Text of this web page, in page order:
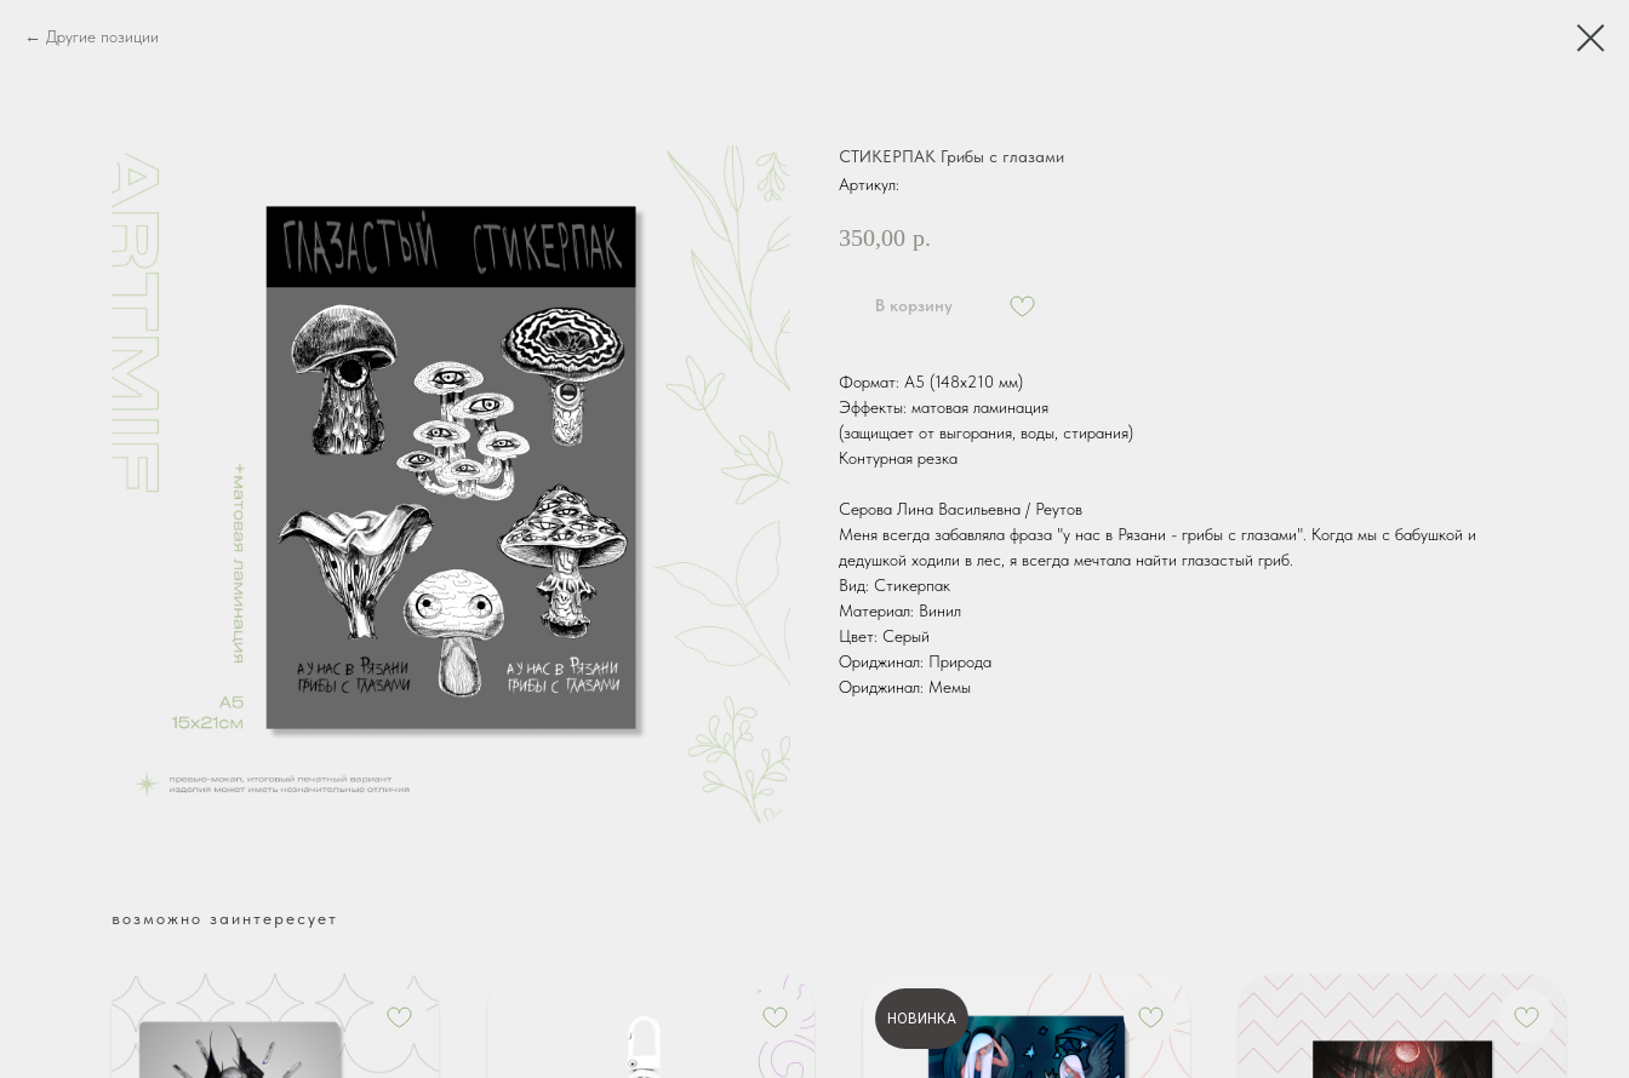
Другие позиции
СТИКЕРПАК Грибы с глазами
Артикул:
350,00 р.
В корзину
Формат: А5 (148х210 мм)
Эффекты: матовая ламинация
(защищает от выгорания, воды, стирания)
Контурная резка
Серова Лина Васильевна / Реутов
Меня всегда забавляла фраза "у нас в Рязани - грибы с глазами". Когда мы с бабушкой и
дедушкой ходили в лес, я всегда мечтала найти глазастый гриб.
Вид: Стикерпак
Материал: Винил
Цвет: Серый
Ориджинал: Природа
Ориджинал: Мемы
возможно заинтересует
НОВИНКА